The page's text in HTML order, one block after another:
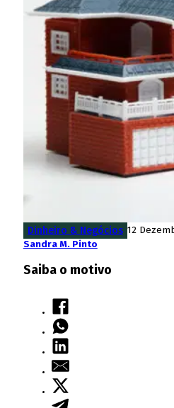
Dinheiro & Negócios 12
Sandra M. Pinto
Saiba o motivo